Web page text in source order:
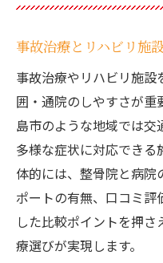
事故治療とリハビリ施
事故治療やリハビリ施
囲・通院のしやすさが重
島市のような地域では
多様な症状に対応できる
体的には、整骨院と病
ポートの有無、口コミ評
した比較ポイントを押
療選びが実現します。